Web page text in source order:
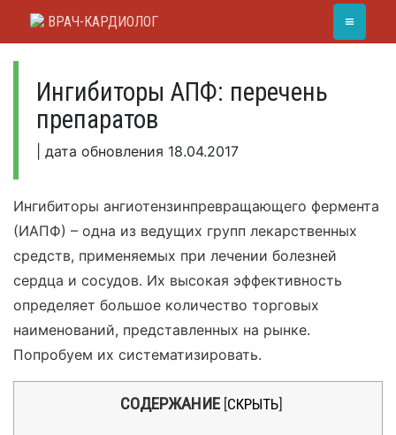
ВРАЧ-КАРДИОЛОГ ≡
Ингибиторы АПФ: перечень
препаратов
дата обновления 18.04.2017
Ингибиторы ангиотензинпревращающего фермента
(ИАПФ) – одна из ведущих групп лекарственных
средств, применяемых при лечении болезней
сердца и сосудов. Их высокая эффективность
определяет большое количество торговых
наименований, представленных на рынке.
Попробуем их систематизировать.
СОДЕРЖАНИЕ [СКРЫТЬ]